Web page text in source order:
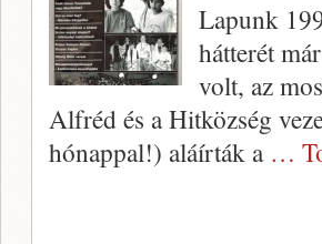
Lapunk
hátterét
volt, az
Alfréd és a Hitközség
hónappal!) alá­írták a …